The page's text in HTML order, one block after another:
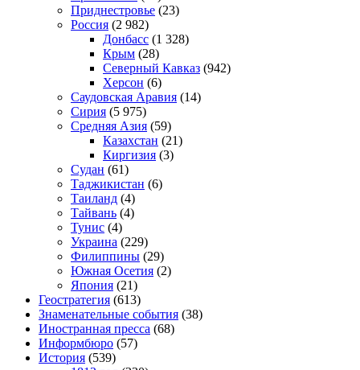
Приднестровье (23)
Россия (2 982)
Донбасс (1 328)
Крым (28)
Северный Кавказ (942)
Херсон (6)
Саудовская Аравия (14)
Сирия (5 975)
Средняя Азия (59)
Казахстан (21)
Киргизия (3)
Судан (61)
Таджикистан (6)
Таиланд (4)
Тайвань (4)
Тунис (4)
Украина (229)
Филиппины (29)
Южная Осетия (2)
Япония (21)
Геостратегия (613)
Знаменательные события (38)
Иностранная пресса (68)
Информбюро (57)
История (539)